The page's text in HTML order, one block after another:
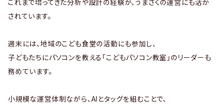
これまで培ってきた分析や設計の経験が、うまさくの運営にも活か
されています。
週末には、地域のこども食堂の活動にも参加し、
子どもたちにパソコンを教える「こどもパソコン教室」のリーダーも
務めています。
小規模な運営体制ながら、AIとタッグを組むことで、